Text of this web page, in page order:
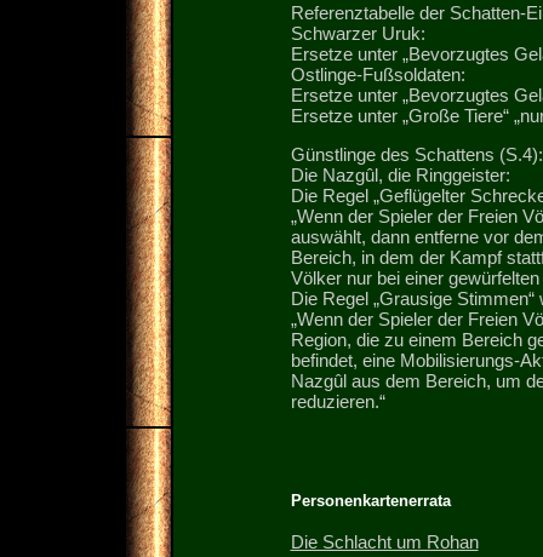
Referenztabelle der Schatten-
Schwarzer Uruk:
Ersetze unter „Bevorzugtes
Ostlinge-Fußsoldaten:
Ersetze unter „Bevorzugtes
Ersetze unter „Große Tiere“
Günstlinge des Schattens (S.4):
Die Nazgûl, die Ringgeister:
Die Regel „Geflügelter
„Wenn der Spieler der Freien
auswählt, dann entferne vor
Bereich, in dem der Kampf
Völker nur bei einer
Die Regel „Grausige
„Wenn der Spieler der Freien
Region, die zu einem Bereich
befindet, eine Mobilisierungs-
Nazgûl aus dem Bereich, um
reduzieren.“
Personenkartenerrata
Die Schlacht um Rohan